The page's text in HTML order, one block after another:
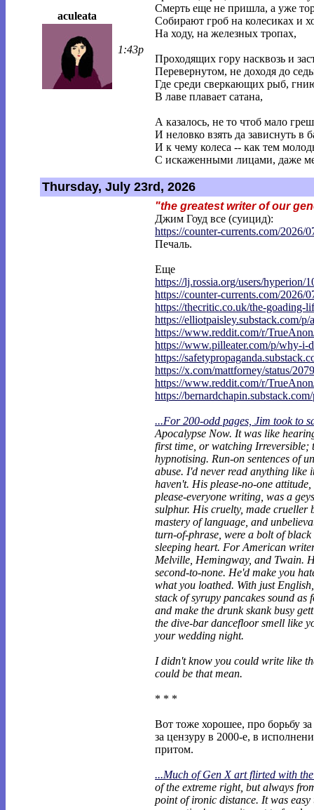
aculeata
1:43p
Смерть еще не пришла, а уже
Собирают гроб на колесиках и
На ходу, на железных тропах,
Проходящих гору насквозь и
Перевернутом, не доходя до
Где среди сверкающих рыб,
В лаве плавает сатана,
А казалось, не то чтоб мало
И неловко взять да зависнуть в
И к чему колеса -- как тем
С искаженными лицами, даже
Thursday, July 23rd, 2026
"the greatest writer of our
Джим Гоуд все (суицид):
https://counter-currents.com/2026/
Печаль.
Еще
https://lj.rossia.org/users/hyperion/
https://counter-currents.com/2026/
https://thecritic.co.uk/the-goading-lif
https://elliotpaisley.substack.com/p/a
https://www.reddit.com/r/
https://www.pilleater.com/p/why-i-d
https://safetypropaganda.substack.c
https://x.com/mattforney/status/
https://www.reddit.com/r/
https://
...For 200-odd pages, Jim took to
Apocalypse Now. It was like
first time, or watching Irreversible;
hypnotising. Run-on sentences of
abuse. I'd never read anything like
haven't. His please-no-one
please-everyone writing, was a
sulphur. His cruelty, made crueller
mastery of language, and
turn-of-phrase, were a bolt of
sleeping heart. For American
Melville, Hemingway, and Twain.
second-to-none. He'd make you
what you loathed. With just
stack of syrupy pancakes sound as
and make the drunk skank busy
the dive-bar dancefloor smell like
your wedding night.
I didn't know you could write like
could be that mean.
* * *
Вот тоже хорошее, про борьбу
за цензуру в 2000-е, в
притом.
...Much of Gen X art flirted with
of the extreme right, but always
point of ironic distance. It was